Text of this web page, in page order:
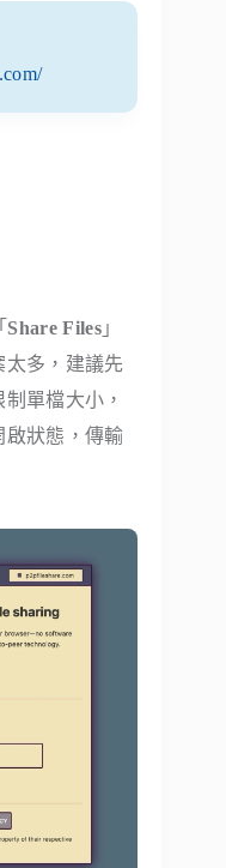
Share Files」
太多，建議先
單檔大小，
啟狀態，傳輸